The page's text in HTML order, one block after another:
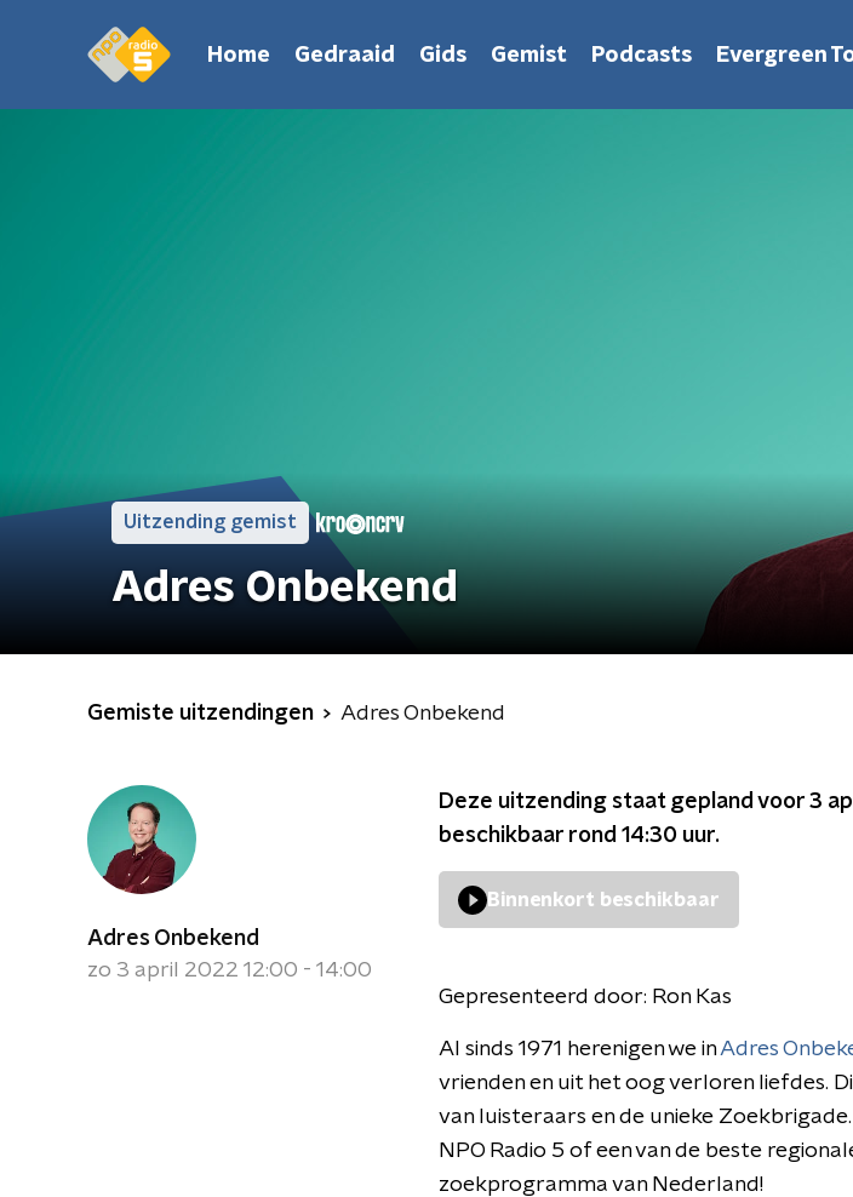
Home Gedraaid Gids Gemist Podcasts Evergreen
Uitzending gemist
Adres Onbekend
Gemiste uitzendingen Adres Onbekend
Adres Onbekend
zo 3 april 2022 12:00 - 14:00
Deze uitzending staat gepland voor 3
beschikbaar rond 14:30 uur.
Binnenkort beschikbaar
Gepresenteerd door: Ron Kas
Al sinds 1971 herenigen we inAdres
vrienden en uit het oog verloren liefdes.
van luisteraars en de unieke
NPO Radio 5 of een van de beste
zoekprogramma van Nederland!